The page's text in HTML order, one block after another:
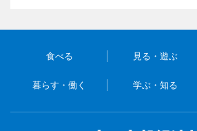
食べる 見る・遊ぶ
暮らす・働く 学ぶ・知る